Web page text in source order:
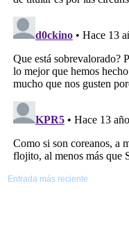
Entrada más reciente